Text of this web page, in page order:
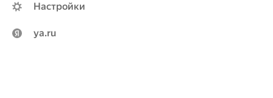
Настройки
ya.ru